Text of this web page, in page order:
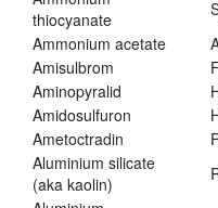
thiocyanate
Ammonium acetate
Amisulbrom
Aminopyralid
Amidosulfuron
Ametoctradin
Aluminium silicate
(aka kaolin)